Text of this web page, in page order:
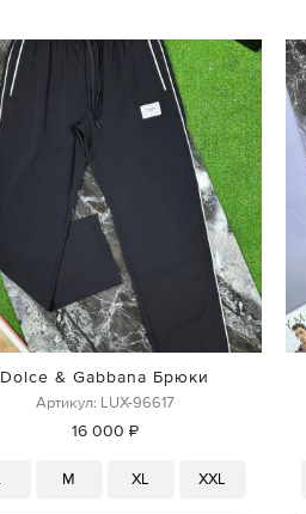
Dolce & Gabbana Брюки
Артикул: LUX-96617
16 000 ₽
M XL XXL